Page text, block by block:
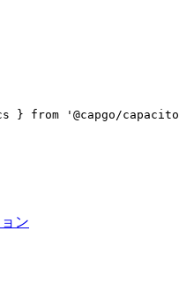
} from '@capgo/
ン